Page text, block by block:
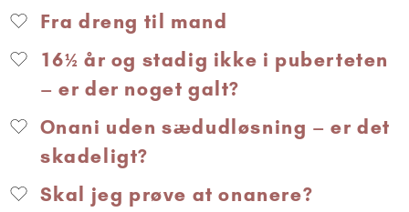
Fra dreng til mand
16½ år og stadig ikke i puberteten
– er der noget galt?
Onani uden sædudløsning – er det
skadeligt?
Skal jeg prøve at onanere?